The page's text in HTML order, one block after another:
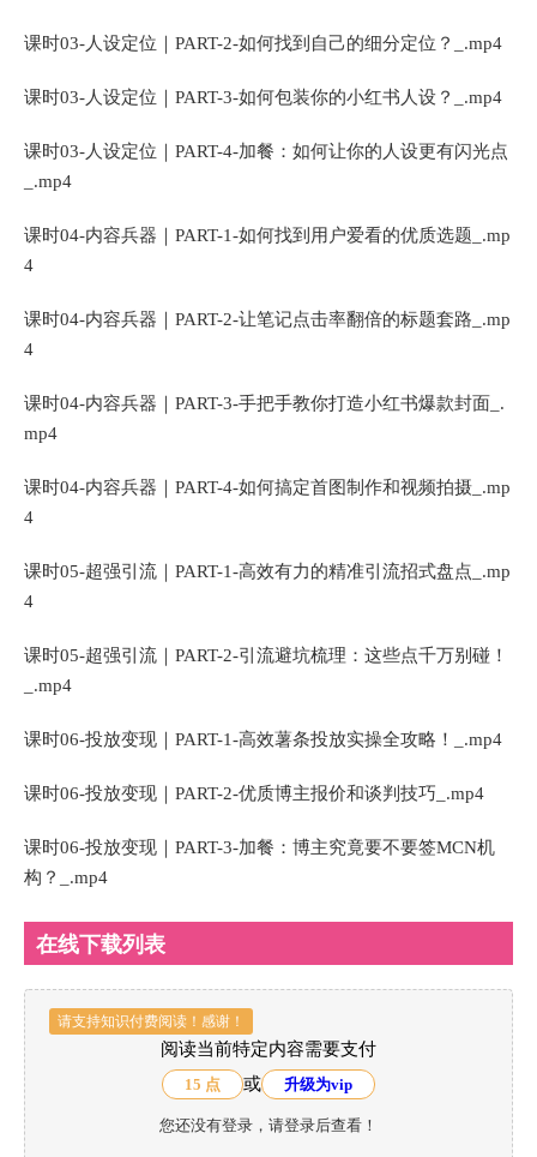
课时03-人设定位｜PART-2-如何找到自己的细分定位？_.mp4
课时03-人设定位｜PART-3-如何包装你的小红书人设？_.mp4
课时03-人设定位｜PART-4-加餐：如何让你的人设更有闪光点
_.mp4
课时04-内容兵器｜PART-1-如何找到用户爱看的优质选题_.mp
4
课时04-内容兵器｜PART-2-让笔记点击率翻倍的标题套路_.mp
4
课时04-内容兵器｜PART-3-手把手教你打造小红书爆款封面_.
mp4
课时04-内容兵器｜PART-4-如何搞定首图制作和视频拍摄_.mp
4
课时05-超强引流｜PART-1-高效有力的精准引流招式盘点_.mp
4
课时05-超强引流｜PART-2-引流避坑梳理：这些点千万别碰！
_.mp4
课时06-投放变现｜PART-1-高效薯条投放实操全攻略！_.mp4
课时06-投放变现｜PART-2-优质博主报价和谈判技巧_.mp4
课时06-投放变现｜PART-3-加餐：博主究竟要不要签MCN机
构？_.mp4
在线下载列表
请支持知识付费阅读！感谢！
阅读当前特定内容需要支付
15 点 或 升级为vip
您还没有登录，请登录后查看！